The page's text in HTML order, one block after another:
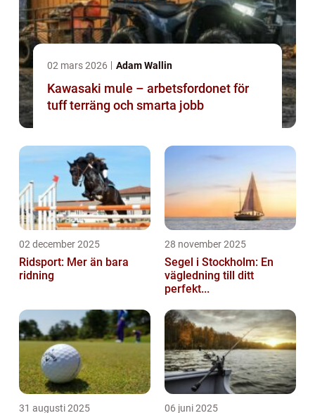
02 mars 2026 Adam Wallin
Kawasaki mule – arbetsfordonet för
tuff terräng och smarta jobb
02 december 2025
Ridsport: Mer än bara
ridning
28 november 2025
Segel i Stockholm: En
vägledning till ditt
perfekt...
31 augusti 2025 06 juni 2025